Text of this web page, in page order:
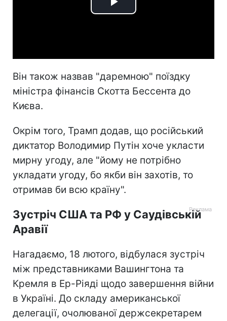
Play
Він також назвав "даремною" поїздку
міністра фінансів Скотта Бессента до
Києва.
Окрім того, Трамп додав, що російський
диктатор Володимир Путін хоче укласти
мирну угоду, але "йому не потрібно
укладати угоду, бо якби він захотів, то
отримав би всю країну".
Зустріч США та РФ у Саудівській
Аравії
Нагадаємо, 18 лютого, відбулася зустріч
між представниками Вашингтона та
Кремля в Ер-Ріяді щодо завершення війни
в Україні. До складу американської
делегації, очолюваної держсекретарем